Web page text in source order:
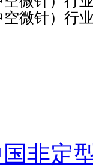
微针）行
国非定